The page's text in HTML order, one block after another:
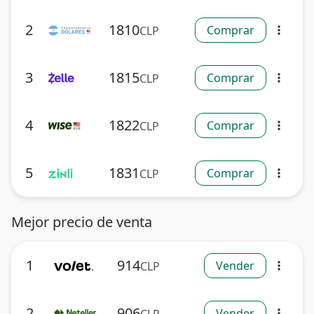
2 1810CLP Comprar more_vert
3 1815CLP Comprar more_vert
4 1822CLP Comprar more_vert
5 1831 CLP Comprar more_vert
Mejor precio de venta
1 914CLP Vender more_vert